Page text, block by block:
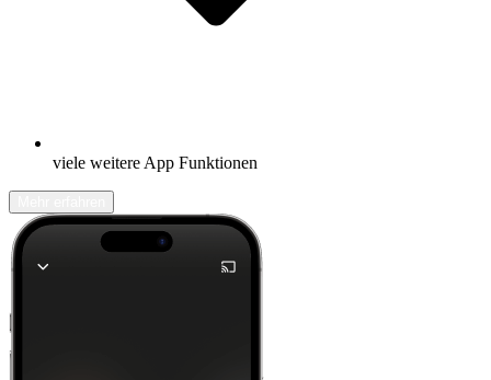
viele weitere App Funktionen